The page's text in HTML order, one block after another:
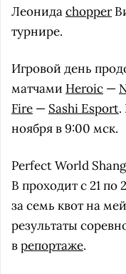
Леонидаchopper
турнире.
Игровой день
матчами Heroic —
Fire — Sashi Esport.
ноября в 9:00 мск.
Perfect World
B проходит с 21
за семь квот на
результаты
врепортаже.